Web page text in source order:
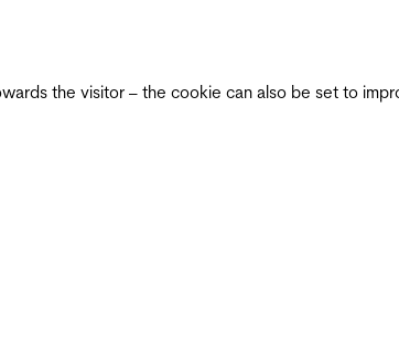
the visitor – the cookie can also be set to